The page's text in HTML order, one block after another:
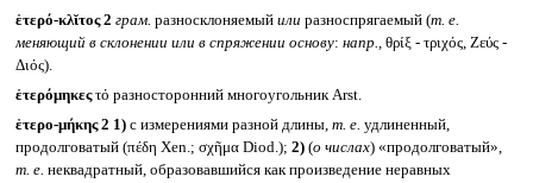
ἑτερό-κλῐτος 2 грам. разносклоняемый или разноспрягаемый (т. е.
меняющий в склонении или в спряжении основу: напр.,
θρίξ - τριχός, Ζεύς -
Διός).
ἑτερόμηκεςτό разносторонний многоугольник Arst.
ἑτερο-μήκης 2 1)с измерениями разной длины, т. е. удлиненный,
продолговатый (πέδη Xen.; σχῆμα Diod.); 2)(о числах) «продолговатый»,
т. е. неквадратный, образовавшийся как произведение неравных